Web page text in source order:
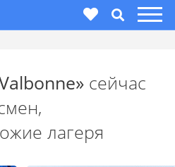
сейчас
лагеря